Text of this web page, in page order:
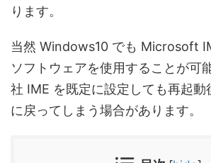
ります。
当然 Windows10 でも Microsoft
ソフトウェアを使用することが可
社 IME を既定に設定しても再起
に戻ってしまう場合があります。